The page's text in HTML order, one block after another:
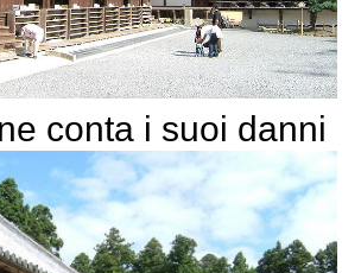
conta i suoi danni